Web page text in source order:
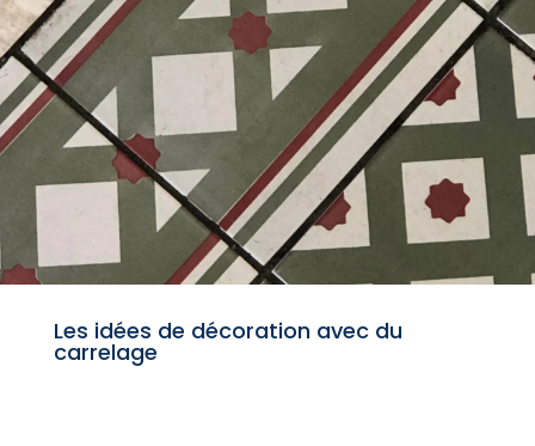
Les idées de décoration avec du
carrelage